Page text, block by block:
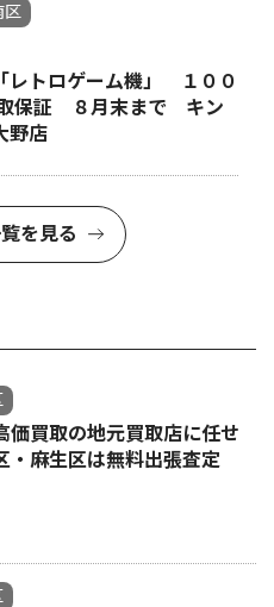
区
レトロゲーム機」 １００
取保証 ８月末まで キン
野店
を見る
価買取の地元買取店に任せ
麻生区は無料出張査定